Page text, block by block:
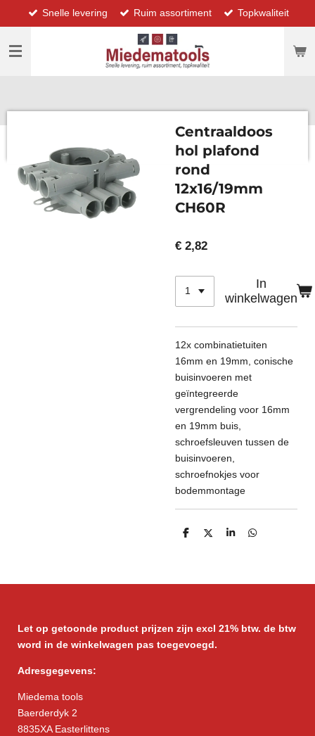
direct
naar
hoofdinhoud
Snelle levering Ruim assortiment Topkwaliteit
Centraaldoos
hol plafond
rond
12x16/19mm
CH60R
€ 2,82
In
winkelwagen
12x combinatietuiten
16mm en 19mm, conische
buisinvoeren met
geïntegreerde
vergrendeling voor 16mm
en 19mm buis,
schroefsleuven tussen de
buisinvoeren,
schroefnokjes voor
bodemmontage
D
D
S
D
Let op getoonde product prijzen zijn excl 21% btw. de btw
word in de winkelwagen pas toegevoegd.
Adresgegevens:
Miedema tools
Baerderdyk 2
8835XA Easterlittens